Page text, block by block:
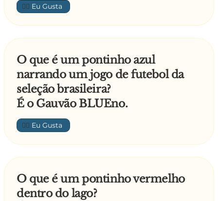
👍🏼
O que é um pontinho azul
narrando um jogo de futebol da
seleção brasileira?
É o Gauvão BLUEno.
👍🏼
O que é um pontinho vermelho
dentro do lago?